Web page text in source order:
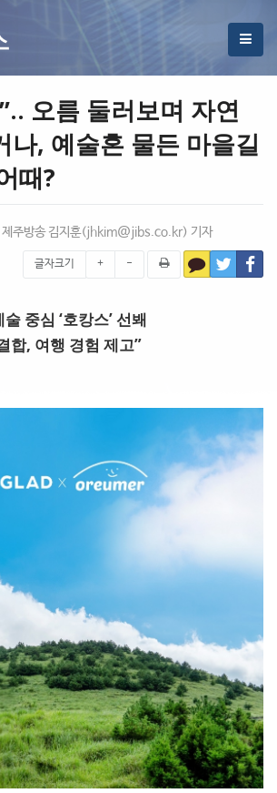
오름 둘러보며 자연
나, 예술혼 물든 마을길
때?
제주방송 김지훈(jhkim@jibs.co.kr) 기자
글자크기 + -
중심 ‘호캉스’ 선봬
합, 여행 경험 제고”